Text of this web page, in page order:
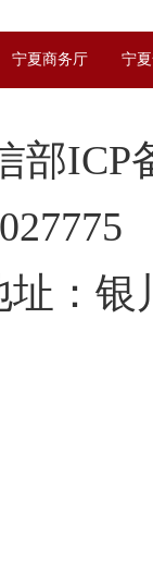
宁夏商务厅 宁
部ICP
址：银